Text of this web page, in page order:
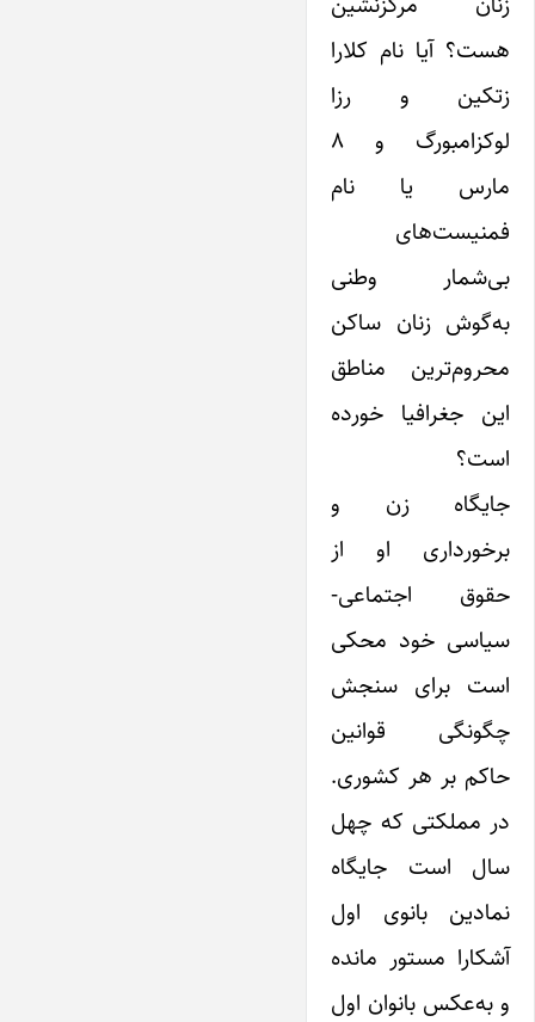
هست؟ آیا نام کلارا
زتکین و رزا
لوکزامبورگ و ۸
مارس یا نام
فمنیست‌های
بی‌شمار وطنی
به‌گوش زنان ساکن
محروم‌ترین مناطق
این جغرافیا خورده
است؟
جایگاه زن و
برخورداری او از
حقوق اجتماعی-
سیاسی‌ خود محکی
است برای سنجش
چگونگی قوانین
حاکم بر هر کشوری.
در مملکتی که چهل
سال است جایگاه
نمادین بانوی اول
آشکارا مستور مانده
و به‌عکس بانوان اول